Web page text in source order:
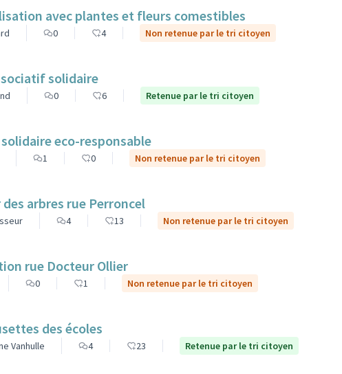
avec plantes et fleurs comestibles
0 4 Non retenue par le tri citoyen
solidaire
0 6 Retenue par le tri citoyen
solidaire eco-responsable
1 0 Non retenue par le tri citoyen
arbres rue Perroncel
4 13 Non retenue par le tri citoyen
rue Docteur Ollier
0 1 Non retenue par le tri citoyen
des écoles
Vanhulle 4 23 Retenue par le tri citoyen